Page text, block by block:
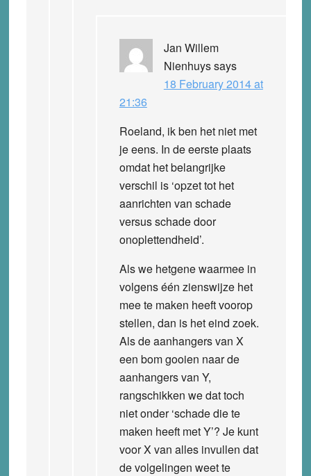
Jan Willem
Nienhuyssays
18 February 2014 at
21:36
Roeland, ik ben het niet met
je eens. In de eerste plaats
omdat het belangrijke
verschil is ‘opzet tot het
aanrichten van schade
versus schade door
onoplettendheid’.
Als we hetgene waarmee in
volgens één zienswijze het
mee te maken heeft voorop
stellen, dan is het eind zoek.
Als de aanhangers van X
een bom gooien naar de
aanhangers van Y,
rangschikken we dat toch
niet onder ‘schade die te
maken heeft met Y’? Je kunt
voor X van alles invullen dat
de volgelingen weet te